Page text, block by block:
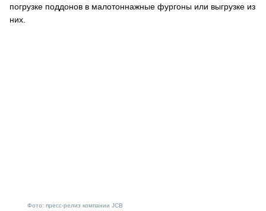
погрузке поддонов в малотоннажные фургоны или выгрузке из
них.
Фото: пресс-релиз компании JCB